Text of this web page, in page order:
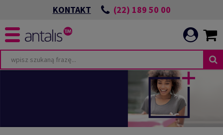
KONTAKT (22) 189 50 00